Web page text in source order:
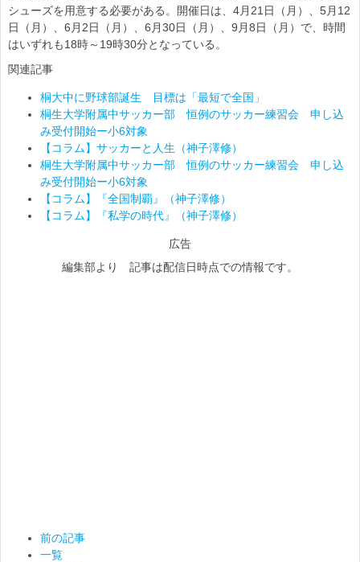
シューズを用意する必要がある。開催日は、4月21日（月）、5月12
日（月）、6月2日（月）、6月30日（月）、9月8日（月）で、時間
はいずれも18時～19時30分となっている。
関連記事
桐大中に野球部誕生 目標は「最短で全国」
桐生大学附属中サッカー部 恒例のサッカー練習会 申し込
み受付開始ー小6対象
【コラム】サッカーと人生（神子澤修）
桐生大学附属中サッカー部 恒例のサッカー練習会 申し込
み受付開始ー小6対象
【コラム】『全国制覇』（神子澤修）
【コラム】『私学の時代』（神子澤修）
広告
編集部より 記事は配信日時点での情報です。
前の記事
一覧